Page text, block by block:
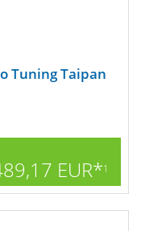
Tuning Taipan
EUR*1